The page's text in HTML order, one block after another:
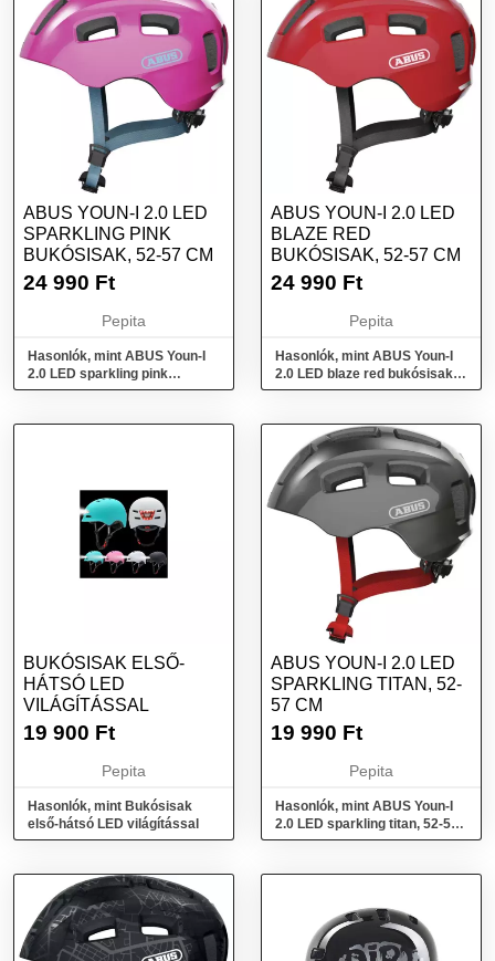
ABUS YOUN-I 2.0 LED
SPARKLING PINK
BUKÓSISAK, 52-57 CM
24 990 Ft
Pepita
Hasonlók, mint ABUS Youn-I
2.0 LED sparkling pink
bukósisak, 52-57 cm
ABUS YOUN-I 2.0 LED
BLAZE RED
BUKÓSISAK, 52-57 CM
24 990 Ft
Pepita
Hasonlók, mint ABUS Youn-I
2.0 LED blaze red bukósisak,
52-57 cm
BUKÓSISAK ELSŐ-
HÁTSÓ LED
VILÁGÍTÁSSAL
19 900 Ft
Pepita
Hasonlók, mint Bukósisak
első-hátsó LED világítással
ABUS YOUN-I 2.0 LED
SPARKLING TITAN, 52-
57 CM
19 990 Ft
Pepita
Hasonlók, mint ABUS Youn-I
2.0 LED sparkling titan, 52-57
cm